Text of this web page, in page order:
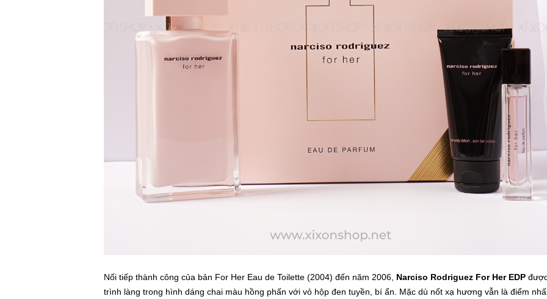
Nối tiếp thành công của bản For Her Eau de Toilette (2004) đến năm 2006, Narciso Rodriguez For Her EDP
trình làng trong hình dáng chai màu hồng phấn với vỏ hộp đen tuyền, bí ẩn. Mặc dù nốt xạ hương vẫn là điểm